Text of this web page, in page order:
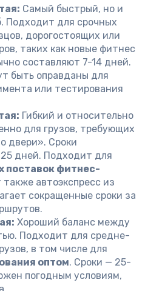
Самый быстрый, но и
Подходит для срочных
дорогостоящих или
таких как новые фитнес
составляют 7-14 дней.
быть оправданы для
или тестирования
Гибкий и относительно
для грузов, требующих
двери». Сроки
дней. Подходит для
поставок фитнес-
автоэкспресс из
сокращенные сроки за
Хороший баланс между
Подходит для средне-
в том числе для
оптом. Сроки — 25-
погодным условиям,